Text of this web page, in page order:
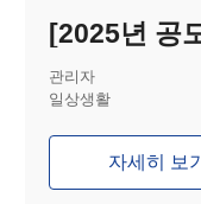
관리자
일상생활
자세히 보기